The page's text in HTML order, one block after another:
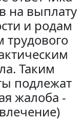
на выплату
и родам
трудового
Таким
подлежат
жалоба -